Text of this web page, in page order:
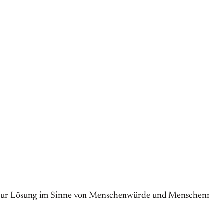
Lösung im Sinne von Menschenwürde und